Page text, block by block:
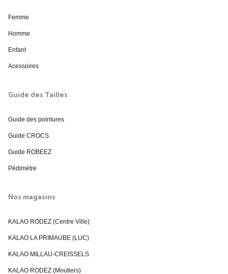
Femme
Homme
Enfant
Acessoires
Guide des Tailles
Guide des pointures
Guide CROCS
Guide ROBEEZ
Pédimètre
Nos magasins
KALAO RODEZ (Centre Ville)
KALAO LA PRIMAUBE (LUC)
KALAO MILLAU-CREISSELS
KALAO RODEZ (Moutiers)